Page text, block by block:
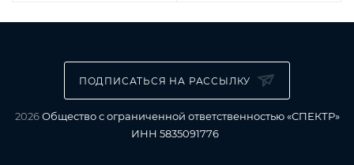
ПОДПИСАТЬСЯ НА РАССЫЛКУ
2026Общество с ограниченной ответственностью «СПЕКТР»
ИНН 5835091776